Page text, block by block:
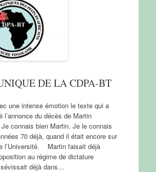
DE LA CDPA-BT
une intense émotion le texte qui a
l’annonce du décès de Martin
connais bien Martin. Je le connais
70 déjà, quand il était encore sur
l’Université. Martin faisait déjà
au régime de dictature
déjà dans…